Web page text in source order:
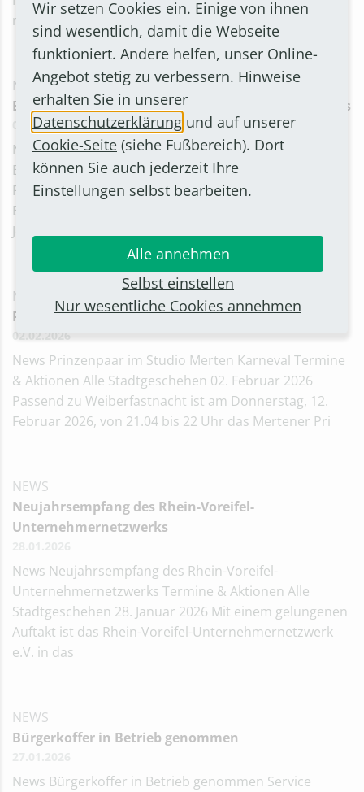
mitge
NEWS
Bürgermeister trifft Chef des Einzelhandelsverbands
03.02.2026
News Bürgermeister trifft Chef des
Einzelhandelsverbands Alle Stadtgeschehen 03.
Februar 2026 Zu einem Kennenlerntermin trafen sich
Bürgermeister Christian Mandt und Alexander B.
Jentsch, der neue Vor
NEWS
Prinzenpaar im Studio Merten
02.02.2026
News Prinzenpaar im Studio Merten Karneval Termine
& Aktionen Alle Stadtgeschehen 02. Februar 2026
Passend zu Weiberfastnacht ist am Donnerstag, 12.
Februar 2026, von 21.04 bis 22 Uhr das Mertener Pri
NEWS
Neujahrsempfang des Rhein-Voreifel-
Unternehmernetzwerks
News Neujahrsempfang des Rhein-Voreifel-
Unternehmernetzwerks Termine & Aktionen Alle
Stadtgeschehen 28. Januar 2026 Mit einem gelungenen
Auftakt ist das Rhein-Voreifel-Unternehmernetzwerk
e.V. in das
NEWS
Bürgerkoffer in Betrieb genommen
News Bürgerkoffer in Betrieb genommen Service
Wir setzen Cookies ein. Einige von ihnen
sind wesentlich, damit die Webseite
funktioniert. Andere helfen, unser Online-
Angebot stetig zu verbessern. Hinweise
erhalten Sie in unserer
Datenschutzerklärung und auf unserer
Cookie-Seite (siehe Fußbereich). Dort
können Sie auch jederzeit Ihre
Einstellungen selbst bearbeiten.
Alle annehmen
Selbst einstellen
Nur wesentliche Cookies annehmen